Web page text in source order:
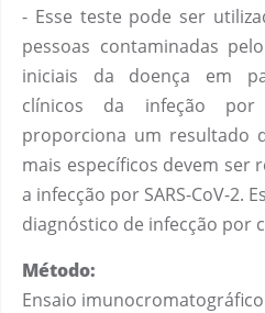
- Esse teste pode ser
pessoas contaminadas
iniciais da doença em
clínicos da infeção por
proporciona um resultado
mais específicos devem ser
a infecção por SARS-CoV-2.
diagnóstico de infecção por
Método:
Ensaio